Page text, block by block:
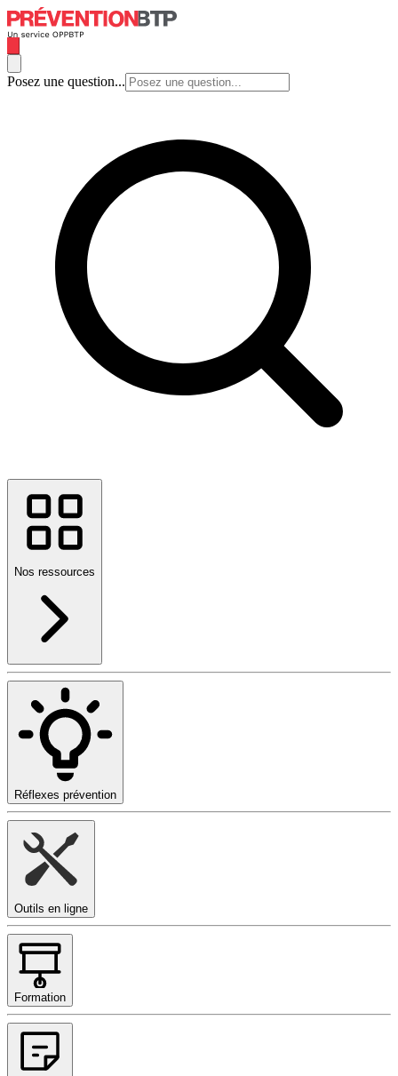
Posez une question...
Nos ressources
Réflexes prévention
Outils en ligne
Formation